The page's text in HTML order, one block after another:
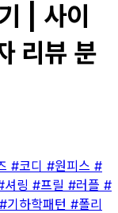
| 사이
리뷰 분
#코디 #원피스 #
셔링 #프릴 #러플 #
#기하학패턴 #폴리